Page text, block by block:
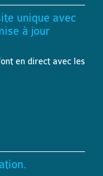
unique avec
à jour
en direct avec les